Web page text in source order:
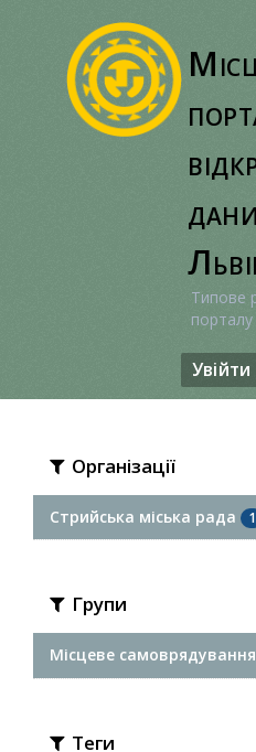
Типове
порталу
Увійти
Організації
Стрийська міська рада 1
Групи
Місцеве самоврядування
Теги